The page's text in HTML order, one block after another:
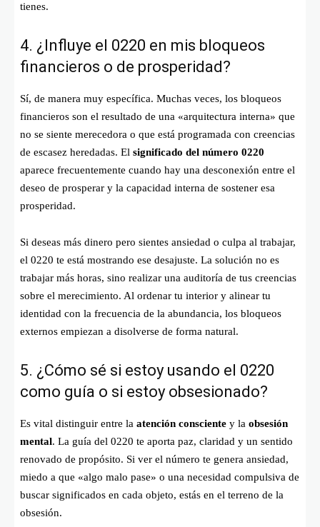
tienes.
4. ¿Influye el 0220 en mis bloqueos
financieros o de prosperidad?
Sí, de manera muy específica. Muchas veces, los bloqueos
financieros son el resultado de una «arquitectura interna» que
no se siente merecedora o que está programada con creencias
de escasez heredadas. El significado del número 0220
aparece frecuentemente cuando hay una desconexión entre el
deseo de prosperar y la capacidad interna de sostener esa
prosperidad.
Si deseas más dinero pero sientes ansiedad o culpa al trabajar,
el 0220 te está mostrando ese desajuste. La solución no es
trabajar más horas, sino realizar una auditoría de tus creencias
sobre el merecimiento. Al ordenar tu interior y alinear tu
identidad con la frecuencia de la abundancia, los bloqueos
externos empiezan a disolverse de forma natural.
5. ¿Cómo sé si estoy usando el 0220
como guía o si estoy obsesionado?
Es vital distinguir entre la atención consciente y la obsesión
mental. La guía del 0220 te aporta paz, claridad y un sentido
renovado de propósito. Si ver el número te genera ansiedad,
miedo a que «algo malo pase» o una necesidad compulsiva de
buscar significados en cada objeto, estás en el terreno de la
obsesión.